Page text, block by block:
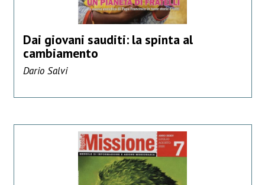
Dai giovani sauditi: la spinta al
cambiamento
Dario Salvi